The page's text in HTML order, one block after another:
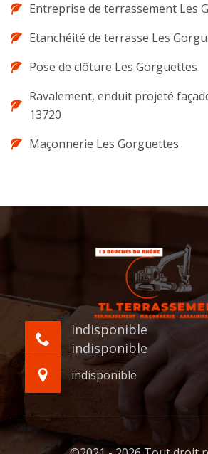
Entreprise de terrassement Les
Etanchéité de terrasse Les
Pose de clôture Les Gorguettes
Ravalement, enduit projeté
13720
Maçonnerie Les Gorguettes
indisponible
indisponible
indisponible